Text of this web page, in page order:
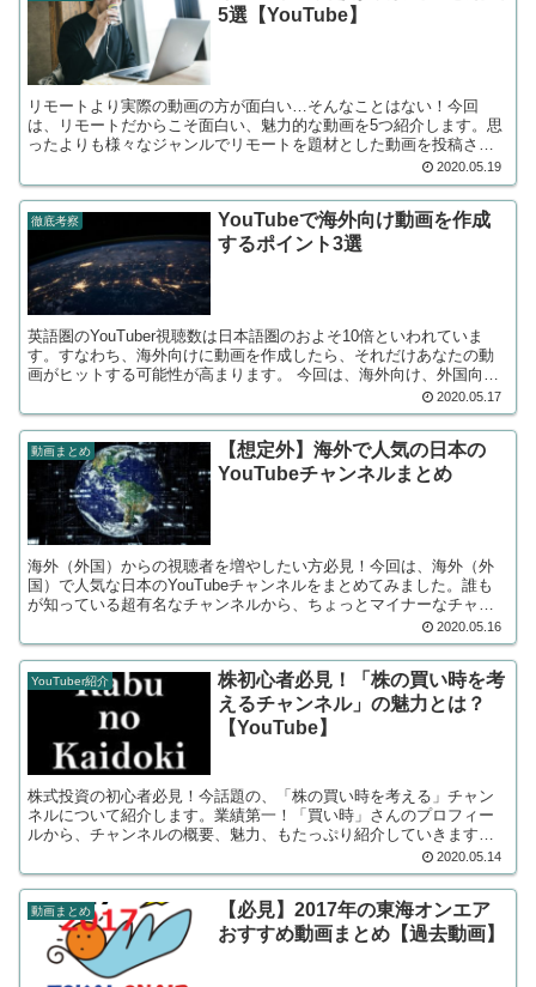
5選【YouTube】
リモートより実際の動画の方が面白い…そんなことはない！今回
は、リモートだからこそ面白い、魅力的な動画を5つ紹介します。思
ったよりも様々なジャンルでリモートを題材とした動画を投稿され
2020.05.19
徹底考察
YouTubeで海外向け動画を作成
するポイント3選
英語圏のYouTuber視聴数は日本語圏のおよそ10倍といわれていま
す。すなわち、海外向けに動画を作成したら、それだけあなたの動
画がヒットする可能性が高まります。 今回は、海外向け、外国向け
に動画を作る際に絶対に重要となるポイント3選を考察します。
2020.05.17
動画まとめ
【想定外】海外で人気の日本の
YouTubeチャンネルまとめ
海外（外国）からの視聴者を増やしたい方必見！今回は、海外（外
国）で人気な日本のYouTubeチャンネルをまとめてみました。誰も
が知っている超有名なチャンネルから、ちょっとマイナーなチャン
ネルまで幅広く紹介しています！世界での動画の流行を知ることも
できます。
2020.05.16
YouTuber紹介
株初心者必見！「株の買い時を考
えるチャンネル」の魅力とは？
【YouTube】
株式投資の初心者必見！今話題の、「株の買い時を考える」チャン
ネルについて紹介します。業績第一！「買い時」さんのプロフィー
ルから、チャンネルの概要、魅力、もたっぷり紹介していきます。
2020.05.14
動画まとめ
【必見】2017年の東海オンエア
おすすめ動画まとめ【過去動画】